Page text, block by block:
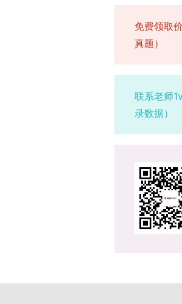
免费领取
真题）
联系老师
录数据）